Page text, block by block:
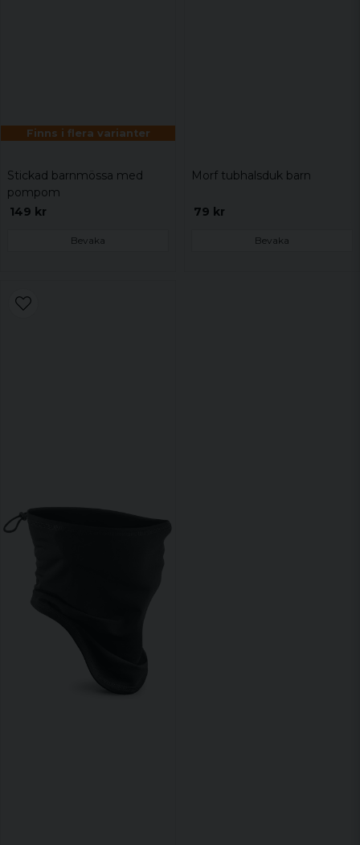
Finns i flera varianter
Stickad barnmössa med
pompom
149 kr
Bevaka
Morf tubhalsduk barn
79 kr
Bevaka